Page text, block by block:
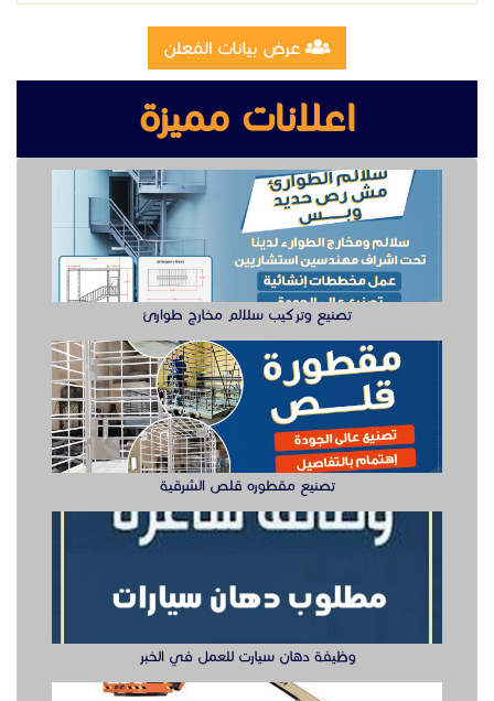
عرض بيانات المُعلن
اعلانات مميزة
تصنيع وتركيب سلالم مخارج طوارئ
تصنيع مقطوره قلص الشرقية
وظيفة دهان سيارت للعمل في الخبر